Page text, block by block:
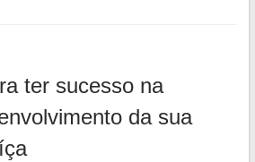
ter sucesso na
da sua